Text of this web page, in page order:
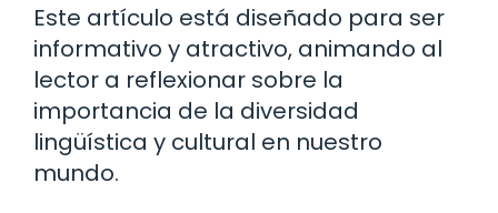
Este artículo está diseñado para ser
informativo y atractivo, animando al
lector a reflexionar sobre la
importancia de la diversidad
lingüística y cultural en nuestro
mundo.